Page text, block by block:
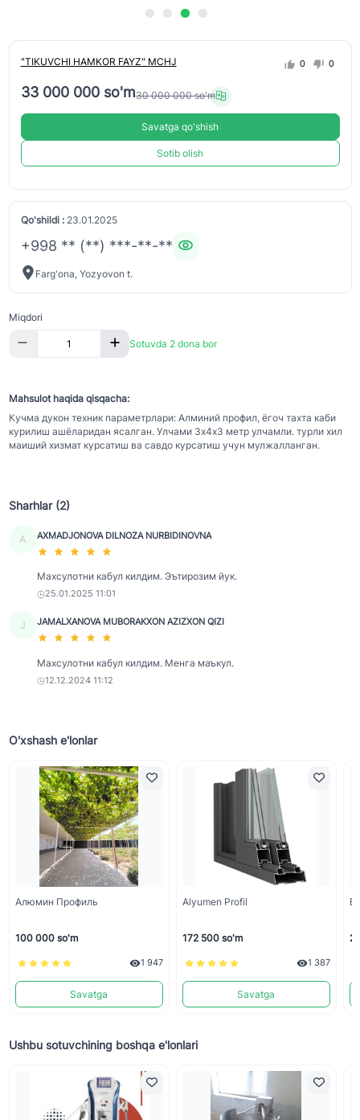
"TIKUVCHI HAMKOR FAYZ" MCHJ 0 0
33 000 000 so'm30 000 000 so'm
Savatga qo'shish
Sotib olish
Qo'shildi :23.01.2025
+998 ** (**) ***-**-**
Farg'ona, Yozyovon t.
Miqdori
Sotuvda 2 dona bor
Mahsulot haqida qisqacha:
Кучма дукон техник параметрлари: Алминий профил, ёгоч тахта каби
курилиш ашёларидан ясалган. Улчами 3х4х3 метр улчамли. турли хил
маиший хизмат курсатиш ва савдо курсатиш учун мулжалланган.
Sharhlar (2)
A AXMADJONOVA DILNOZA NURBIDINOVNA
Махсулотни кабул килдим. Эътирозим йук.
25.01.2025 11:01
J JAMALXANOVA MUBORAKXON AZIZXON QIZI
Махсулотни кабул килдим. Менга маъкул.
12.12.2024 11:12
O'xshash e'lonlar
Алюмин Профиль
100 000 so'm
1 947
Savatga
Alyumen Profil
172 500 so'm
1 387
Savatga
2
Ushbu sotuvchining boshqa e'lonlari